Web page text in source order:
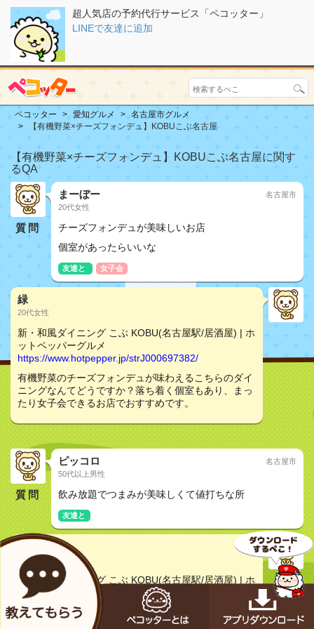
超人気店の予約代行サービス「ペコッター」
LINEで友達に追加
ペコッター 愛知グルメ
名古屋市グルメ
【有機野菜×チーズフォンデュ】KOBUこぶ名古屋
【有機野菜×チーズフォンデュ】KOBUこぶ名古屋に関す
るQA
質問
まーぼー
20代女性
名古屋市
チーズフォンデュが美味しいお店
個室があったらいいな
友達と 女子会
緑
20代女性
新・和風ダイニング こぶ KOBU(名古屋駅/居酒屋) | ホ
ットペッパーグルメ
https://www.hotpepper.jp/strJ000697382/
有機野菜のチーズフォンデュが味わえるこちらのダイ
ニングなんてどうですか？落ち着く個室もあり、まっ
たり女子会できるお店でおすすめです。
質問
ピッコロ
50代以上男性
名古屋市
飲み放題でつまみが美味しくて値打ちな所
友達と
20代非公開
新・和風ダイニング こぶ KOBU(名古屋駅/居酒屋) | ホ
ットペッパーグルメ
https://www.hotpepper.jp/strJ000697382/
コスパのいい飲み放題ついたコースもあるこちらのお